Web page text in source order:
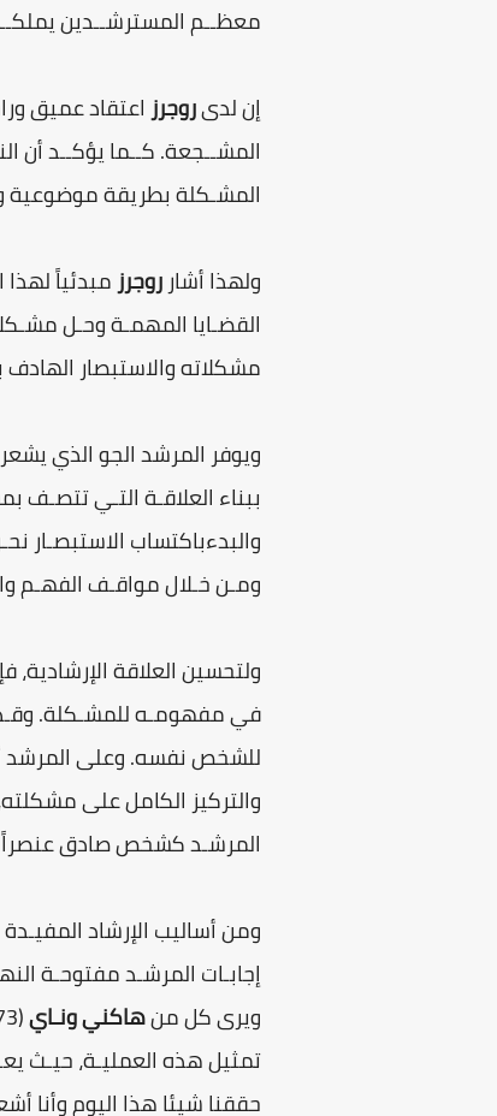
معظــم المسترشــدين
إن لدىروجرزاعتقاد عميق
المشــجعة. كــما يؤكــد أن
المشـكلة بطريقة
ولهذا أشارروجرزمبدئياً
القضـايا المهمـة وحـل
مشكلاته والاستبصار
ويوفر المرشد الجو الذي
ببناء العلاقـة التـي تتصـف
والبدءباكتساب الاستبصـار
ومـن خـلال مواقـف الفهـم
ولتحسين العلاقة
في مفهومـه للمشـكلة.
للشخص نفسه. وعلى المرشد أن
والتركيز الكامل على
المرشـد كشخص صادق عنصراً
ومن أساليب الإرشاد
إجابـات المرشـد مفتوحـة
ويرى كل منهاكني ونـاي
تمثيل هذه العمليـة، حيـث
حققنا شيئا هذا اليوم وأنا